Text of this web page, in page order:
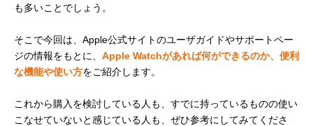
も多いことでしょう。
そこで今回は、Apple公式サイトのユーザガイドやサポートペー
ジの情報をもとに、 Apple Watchがあれば何ができるのか、便利
な機能や使い方をご紹介します。
これから購入を検討している人も、すでに持っているものの使い
こなせていないと感じている人も、ぜひ参考にしてみてくださ